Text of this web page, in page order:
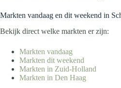
Markten vandaag en dit weekend in
Bekijk direct welke markten er zijn:
Markten vandaag
Markten dit weekend
Markten in Zuid-Holland
Markten in Den Haag